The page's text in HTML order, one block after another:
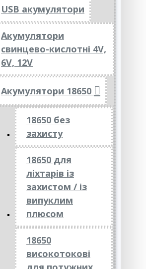
USB акумулятори
Акумулятори
свинцево-кислотні 4V,
6V, 12V
Акумулятори 18650
18650 без
захисту
18650 для
ліхтарів із
захистом / із
випуклим
плюсом
18650
високотокові